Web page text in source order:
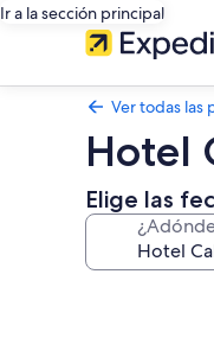
Ir a la sección principal
Ver todas las
Hotel
Elige las